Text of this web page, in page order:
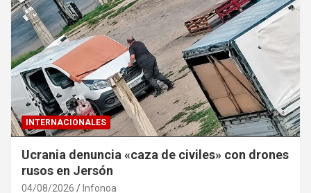
INTERNACIONALES
Ucrania denuncia «caza de civiles» con drones
rusos en Jersón
04/08/2026 Infonoa